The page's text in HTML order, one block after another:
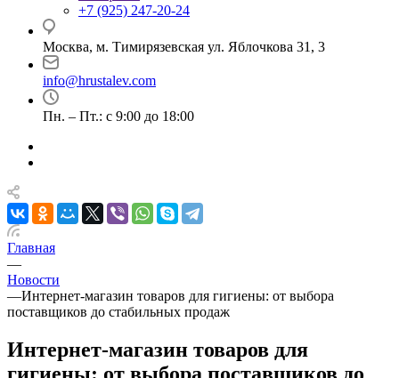
+7 (925) 247-20-24
Москва, м. Тимирязевская ул. Яблочкова 31, 3
info@hrustalev.com
Пн. – Пт.: с 9:00 до 18:00
Главная
—
Новости
—Интернет-магазин товаров для гигиены: от выбора
поставщиков до стабильных продаж
Интернет-магазин товаров для